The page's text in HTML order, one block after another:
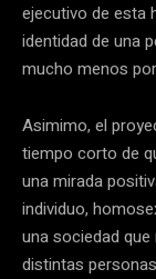
ejecutivo de esta
identidad de una
mucho menos
Asimimo, el
tiempo corto de
una mirada
individuo,
una sociedad
distintas